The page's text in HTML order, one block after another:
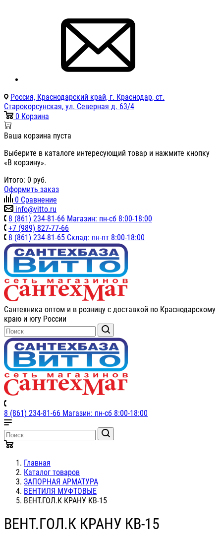
Россия, Краснодарский край, г. Краснодар, ст.
Старокорсунская, ул. Северная д. 63/4
0 Корзина
Ваша корзина пуста
Выберите в каталоге интересующий товар и нажмите кнопку
«В корзину».
Итого: 0 руб.
Оформить заказ
0 Сравнение
info@vitto.ru
8 (861) 234-81-66 Магазин: пн-сб 8:00-18:00
+7 (989) 827-77-66
8 (861) 234-81-65 Склад: пн-пт 8:00-18:00
Сантехника оптом и в розницу с доставкой по Краснодарскому
краю и югу России
8 (861) 234-81-66 Магазин: пн-сб 8:00-18:00
Главная
Каталог товаров
ЗАПОРНАЯ АРМАТУРА
ВЕНТИЛЯ МУФТОВЫЕ
ВЕНТ.ГОЛ.К КРАНУ КВ-15
ВЕНТ.ГОЛ.К КРАНУ КВ-15